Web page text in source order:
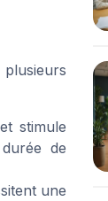
stimule
durée de
une